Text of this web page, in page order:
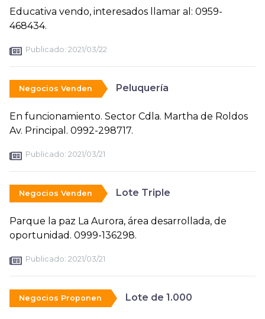
Educativa vendo, interesados llamar al: 0959-
468434.
Publicado: 2021/03/22
Negocios Venden Peluquería
En funcionamiento. Sector Cdla. Martha de Roldos
Av. Principal. 0992-298717.
Publicado: 2021/03/21
Negocios Venden Lote Triple
Parque la paz La Aurora, área desarrollada, de
oportunidad. 0999-136298.
Publicado: 2021/03/21
Negocios Proponen Lote de 1.000